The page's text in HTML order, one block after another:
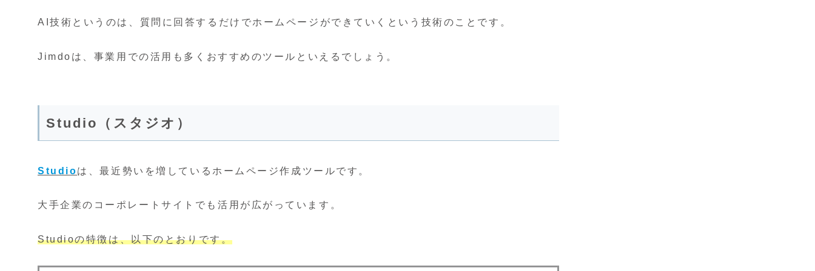
AI技術というのは、質問に回答するだけでホームページができていくという技術のことです。
Jimdoは、事業用での活用も多くおすすめのツールといえるでしょう。
Studio（スタジオ）
Studioは、最近勢いを増しているホームページ作成ツールです。
大手企業のコーポレートサイトでも活用が広がっています。
Studioの特徴は、以下のとおりです。